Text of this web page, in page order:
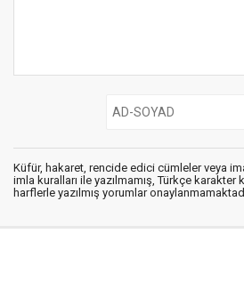
Küfür, hakaret, rencide edici cümleler veya
imla kuralları ile yazılmamış, Türkçe karakter
harflerle yazılmış yorumlar